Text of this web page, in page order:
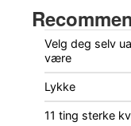
Velg deg selv
være
Lykke
11 ting sterke